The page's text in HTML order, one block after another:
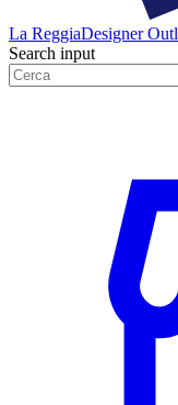
La ReggiaDesigner
Search input